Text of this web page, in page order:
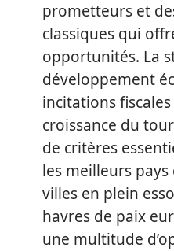
prometteurs et
classiques qui
opportunités. La
développement
incitations
croissance du
de critères
les meilleurs pays
villes en plein
havres de paix
une multitude